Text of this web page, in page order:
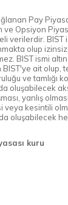
Pay
ve Opsiyon
verilerdir. BIST
olup
BIST ismi
ait olup,
ve tamlığı
oluşabilecek
yanlış
kesintili
oluşabilecek
kuru